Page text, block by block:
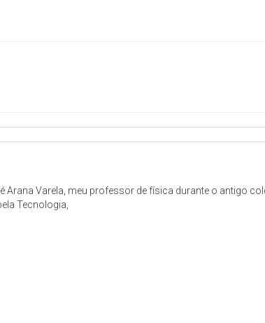
Varela, meu professor de física durante o antigo
Tecnologia,